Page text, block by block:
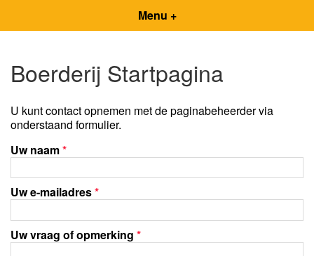
Menu +
Boerderij Startpagina
U kunt contact opnemen met de paginabeheerder via
onderstaand formulier.
Uw naam*
Uw e-mailadres*
Uw vraag of opmerking *